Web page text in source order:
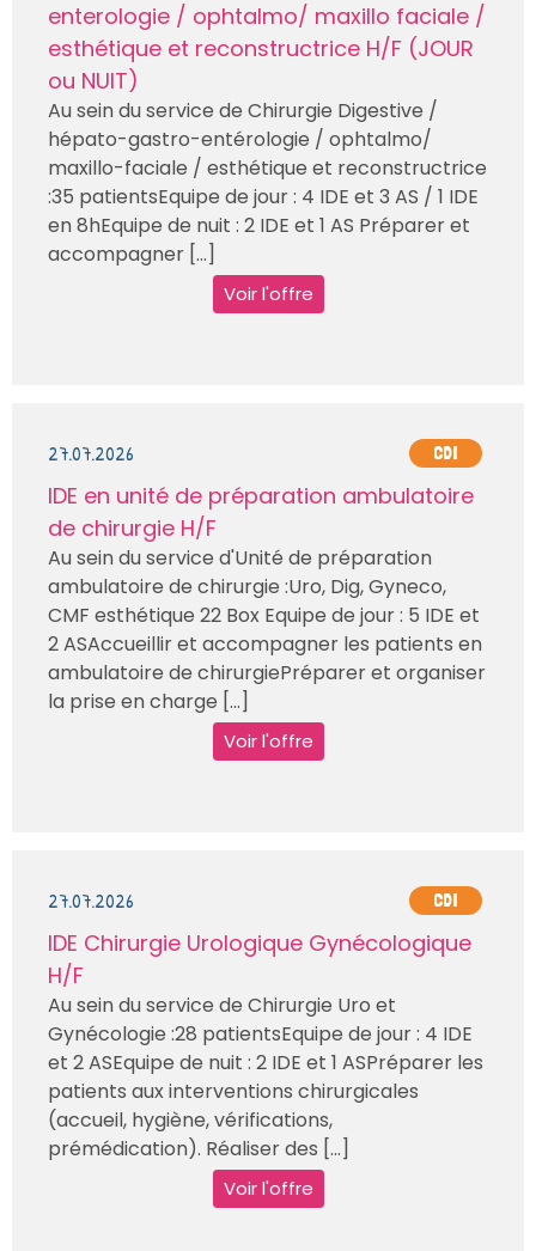
enterologie / ophtalmo/ maxillo faciale /
esthétique et reconstructrice H/F (JOUR
ou NUIT)
Au sein du service de Chirurgie Digestive /
hépato-gastro-entérologie / ophtalmo/
maxillo-faciale / esthétique et reconstructrice
:35 patientsEquipe de jour : 4 IDE et 3 AS / 1 IDE
en 8hEquipe de nuit : 2 IDE et 1 AS Préparer et
accompagner [...]
Voir l'offre
27.07.2026 CDI
IDE en unité de préparation ambulatoire
de chirurgie H/F
Au sein du service d'Unité de préparation
ambulatoire de chirurgie :Uro, Dig, Gyneco,
CMF esthétique 22 Box Equipe de jour : 5 IDE et
2 ASAccueillir et accompagner les patients en
ambulatoire de chirurgiePréparer et organiser
la prise en charge [...]
Voir l'offre
27.07.2026 CDI
IDE Chirurgie Urologique Gynécologique
H/F
Au sein du service de Chirurgie Uro et
Gynécologie :28 patientsEquipe de jour : 4 IDE
et 2 ASEquipe de nuit : 2 IDE et 1 ASPréparer les
patients aux interventions chirurgicales
(accueil, hygiène, vérifications,
prémédication). Réaliser des [...]
Voir l'offre